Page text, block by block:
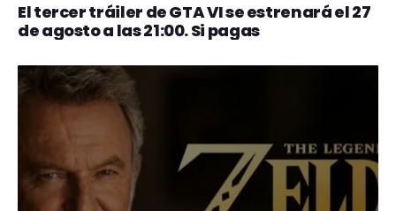
El tercer tráiler de GTA VI se estrenará el 27
de agosto a las 21:00. Si pagas